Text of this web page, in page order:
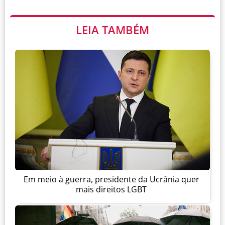
LEIA TAMBÉM
Em meio à guerra, presidente da Ucrânia quer
mais direitos LGBT